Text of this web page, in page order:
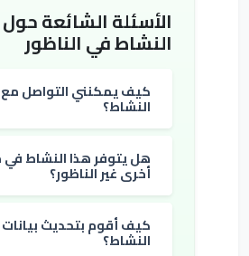
الأسئلة الشائعة
النشاط في الناظور
كيف يمكنني التواصل
النشاط؟
هل يتوفر هذا النشاط
أخرى غير الناظور؟
كيف أقوم بتحديث
النشاط؟